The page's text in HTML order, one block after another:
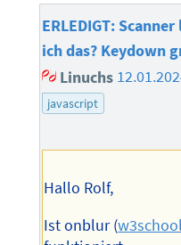
ERLEDIGT:
ich das? Keydown
Linuchs
javascript
Hallo Rolf,
Ist onblur (